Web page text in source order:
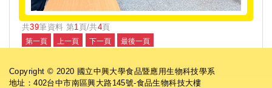
共39筆資料 第1 頁/共4頁
Copyright © 2020 國立中興大學食品暨應用生物科技學系
地址：402台中市南區興大路145號-食品生物科技大樓